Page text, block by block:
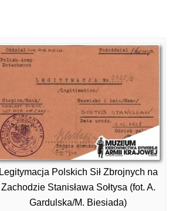
Legitymacja Polskich Sił Zbrojnych na
Zachodzie Stanisława Sołtysa (fot. A.
Gardulska/M. Biesiada)